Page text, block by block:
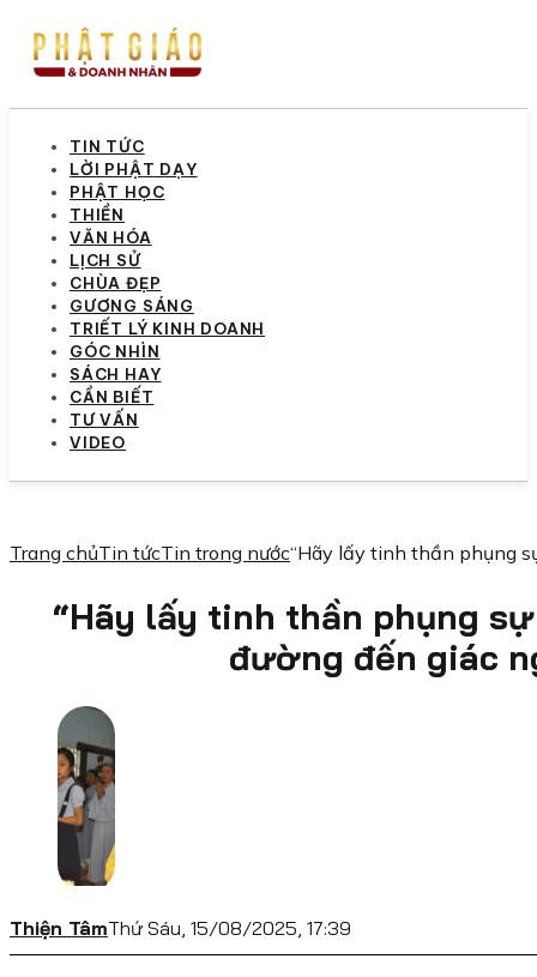
TIN TỨC
LỜI PHẬT DẠY
PHẬT HỌC
THIỀN
VĂN HÓA
LỊCH SỬ
CHÙA ĐẸP
GƯƠNG SÁNG
TRIẾT LÝ KINH DOANH
GÓC NHÌN
SÁCH HAY
CẦN BIẾT
TƯ VẤN
VIDEO
Trang chủTin tứcTin trong nước“Hãy lấy tinh thần phụng
“Hãy lấy tinh thần phụng
đường đến giác
Thiện TâmThứ Sáu, 15/08/2025, 17:39